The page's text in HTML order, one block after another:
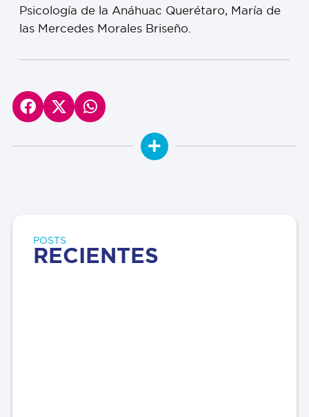
Psicología de la Anáhuac Querétaro, María de
las Mercedes Morales Briseño.
POSTS
RECIENTES